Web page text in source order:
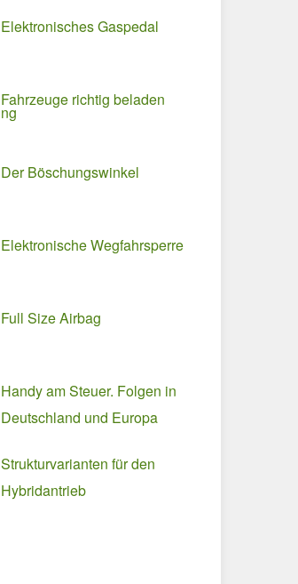
Elektronisches Gaspedal
Fahrzeuge richtig beladen
Der Böschungswinkel
Elektronische Wegfahrsperre
Full Size Airbag
Handy am Steuer. Folgen in
Deutschland und Europa
Strukturvarianten für den
Hybridantrieb